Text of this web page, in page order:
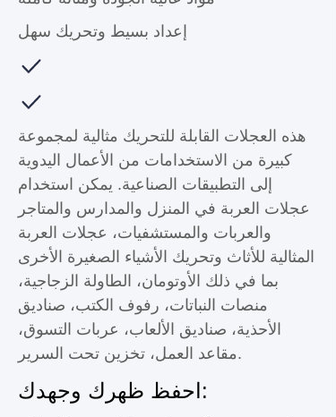
إعداد بسيط وتحريك سهل
هذه العجلات القابلة للتحريك مثالية لمجموعة
كبيرة من الاستخدامات من الأعمال اليدوية
إلى التطبيقات الصناعية. يمكن استخدام
عجلات العربة في المنزل والمدارس والمتاجر
والعربات والمستشفيات، عجلات العربة
المثالية للأثاث وتحريك الأشياء الصغيرة الأخرى
بما في ذلك الأوتومان، الطاولة الزجاجية،
منصات النباتات، رفوف الكتب، صناديق
الأحذية، صناديق الألعاب، عربات التسوق،
مقاعد العمل، تخزين تحت السرير.
احفظ ظهرك وجهدك: